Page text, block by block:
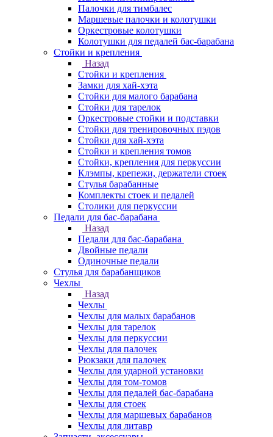
Палочки для тимбалес
Маршевые палочки и колотушки
Оркестровые колотушки
Колотушки для педалей бас-барабана
Стойки и крепления
Назад
Стойки и крепления
Замки для хай-хэта
Стойки для малого барабана
Стойки для тарелок
Оркестровые стойки и подставки
Стойки для тренировочных пэдов
Стойки для хай-хэта
Стойки и крепления томов
Стойки, крепления для перкуссии
Клэмпы, крепежи, держатели стоек
Стулья барабанные
Комплекты стоек и педалей
Столики для перкуссии
Педали для бас-барабана
Назад
Педали для бас-барабана
Двойные педали
Одиночные педали
Стулья для барабанщиков
Чехлы
Назад
Чехлы
Чехлы для малых барабанов
Чехлы для тарелок
Чехлы для перкуссии
Чехлы для палочек
Рюкзаки для палочек
Чехлы для ударной установки
Чехлы для том-томов
Чехлы для педалей бас-барабана
Чехлы для стоек
Чехлы для маршевых барабанов
Чехлы для литавр